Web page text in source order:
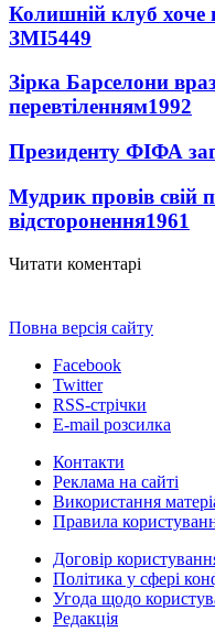
Колишній клуб хоче
ЗМІ5449
Зірка Барселони
перевтіленням1992
Президенту ФІФА
Мудрик провів свій
відсторонення1961
Читати коментарі
Повна версія сайту
Facebook
Twitter
RSS-стрічки
E-mail розсилка
Контакти
Реклама на сайті
Використання
Правила
Договір
Політика у сфері
Угода щодо
Редакція